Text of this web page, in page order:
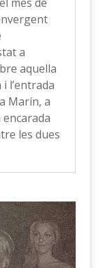
a
aquella
l’entrada
Marín, a
encarada
les dues